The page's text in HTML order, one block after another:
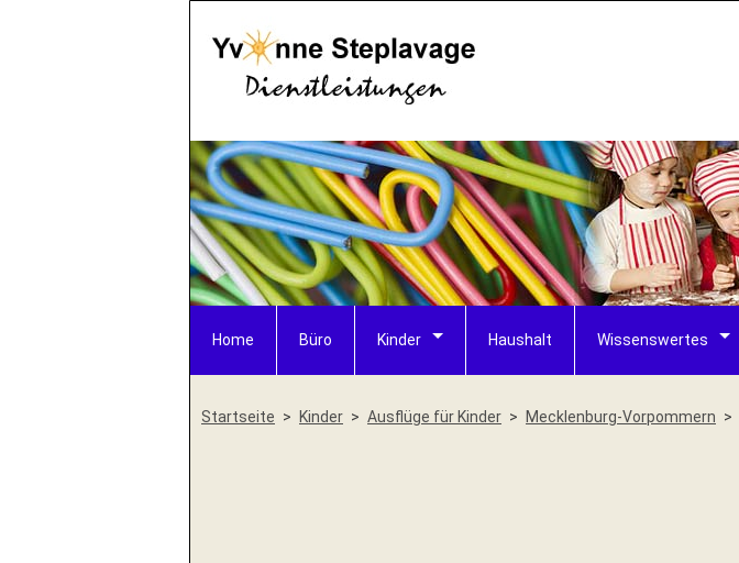
Home Büro Kinder Haushalt Wissenswertes
Startseite Kinder Ausflüge für Kinder Mecklenburg-Vorpommern